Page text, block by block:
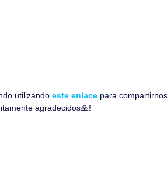
utilizando este enlace para
agradecidos🙏!